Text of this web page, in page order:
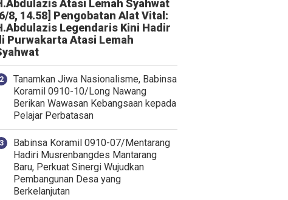
Atasi Lemah Syahwat
8, 14.58] Pengobatan Alat Vital:
Legendaris Kini Hadir
Purwakarta Atasi Lemah
Tanamkan Jiwa Nasionalisme, Babinsa
Koramil 0910-10/Long Nawang
Berikan Wawasan Kebangsaan kepada
Pelajar Perbatasan
Babinsa Koramil 0910-07/Mentarang
Hadiri Musrenbangdes Mantarang
Baru, Perkuat Sinergi Wujudkan
Pembangunan Desa yang
Berkelanjutan